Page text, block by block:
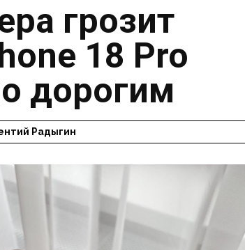
грозит
18 Pro
дорогим
Радыгин